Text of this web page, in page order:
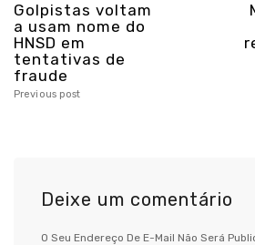
Golpistas voltam
a usam nome do
HNSD em
tentativas de
fraude
Previous post
Deixe um comentário
O Seu Endereço De E-Mail Não Será